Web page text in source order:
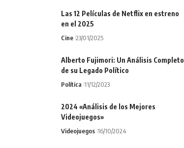
Las 12 Películas de Netflix en estreno
en el 2025
Cine 23/01/2025
Alberto Fujimori: Un Análisis Completo
de su Legado Político
Política 11/12/2023
2024 «Análisis de los Mejores
Videojuegos»
Videojuegos 16/10/2024